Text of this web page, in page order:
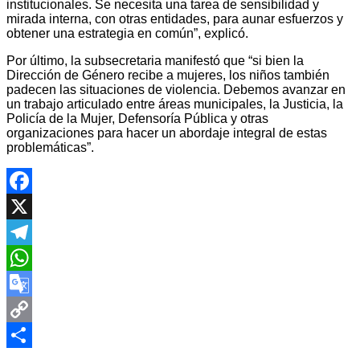
institucionales. Se necesita una tarea de sensibilidad y
mirada interna, con otras entidades, para aunar esfuerzos y
obtener una estrategia en común”, explicó.
Por último, la subsecretaria manifestó que “si bien la
Dirección de Género recibe a mujeres, los niños también
padecen las situaciones de violencia. Debemos avanzar en
un trabajo articulado entre áreas municipales, la Justicia, la
Policía de la Mujer, Defensoría Pública y otras
organizaciones para hacer un abordaje integral de estas
problemáticas”.
Facebook
X
Telegram
WhatsApp
Google
Translate
Copy